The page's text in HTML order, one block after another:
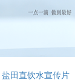
盐田直饮水宣传片